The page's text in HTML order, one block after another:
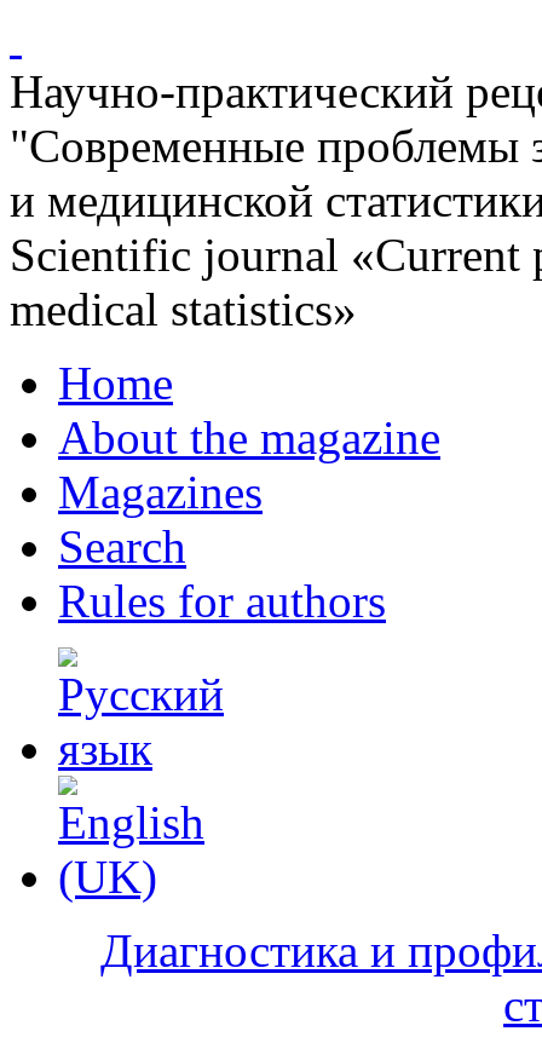
Научно-практический
"Современные проблемы
и медицинской
Scientific journal «Current
medical statistics»
Home
About the magazine
Magazines
Search
Rules for authors
Диагностика и